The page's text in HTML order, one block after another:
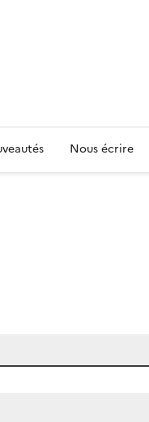
Nous écrire